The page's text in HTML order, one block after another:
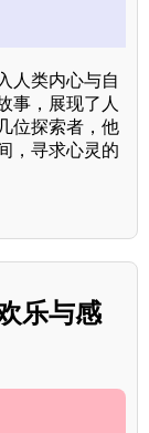
人类内心与自
事，展现了人
位探索者，他
，寻求心灵的
乐与感